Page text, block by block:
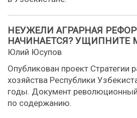
НЕУЖЕЛИ АГРАРНАЯ
НАЧИНАЕТСЯ? УЩИПНИТЕ
Юлий Юсупов
Опубликован проект Стратегии
хозяйства Республики
годы. Документ
по содержанию.